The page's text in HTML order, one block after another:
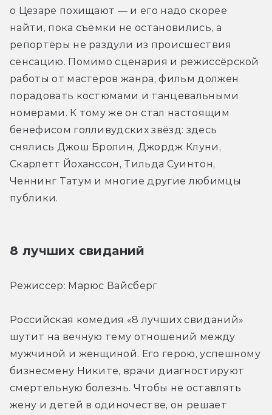
о Цезаре похищают — и его надо скорее
найти, пока съёмки не остановились, а
репортёры не раздули из происшествия
сенсацию. Помимо сценария и режиссёрской
работы от мастеров жанра, фильм должен
порадовать костюмами и танцевальными
номерами. К тому же он стал настоящим
бенефисом голливудских звёзд: здесь
снялись Джош Бролин, Джордж Клуни,
Скарлетт Йоханссон, Тильда Суинтон,
Ченнинг Татум и многие другие любимцы
публики.
8 лучших свиданий
Режиссер: Марюс Вайсберг
Российская комедия «8 лучших свиданий»
шутит на вечную тему отношений между
мужчиной и женщиной. Его герою, успешному
бизнесмену Никите, врачи диагностируют
смертельную болезнь. Чтобы не оставлять
жену и детей в одиночестве, он решает